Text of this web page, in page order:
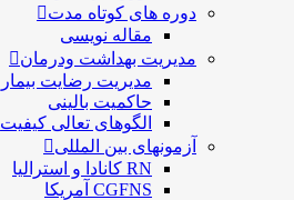
دوره های کوتاه مدت
مقاله نویسی
مدیریت بهداشت ودرمان
مديريت رضايت بيمار
حاكميت بالينی
الگوهای تعالی کيفيت
آزمونهای بین المللی
RN کانادا و استرالیا
CGFNS آمریکا